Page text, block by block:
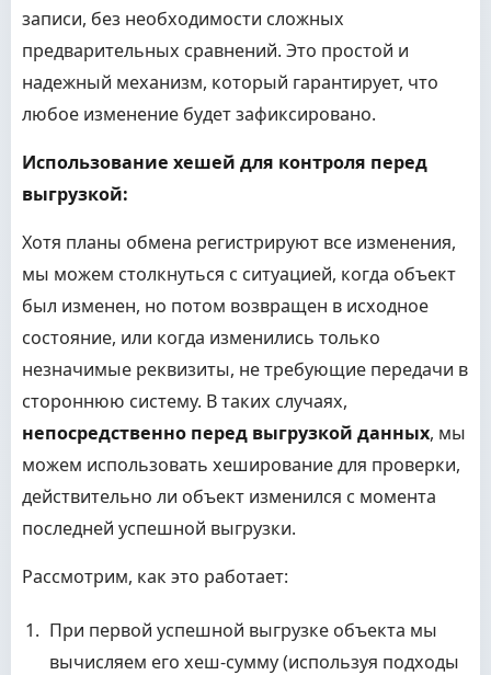
записи, без необходимости сложных
предварительных сравнений. Это простой и
надежный механизм, который гарантирует, что
любое изменение будет зафиксировано.
Использование хешей для контроля перед
выгрузкой:
Хотя планы обмена регистрируют все изменения,
мы можем столкнуться с ситуацией, когда объект
был изменен, но потом возвращен в исходное
состояние, или когда изменились только
незначимые реквизиты, не требующие передачи в
стороннюю систему. В таких случаях,
непосредственно перед выгрузкой данных, мы
можем использовать хеширование для проверки,
действительно ли объект изменился с момента
последней успешной выгрузки.
Рассмотрим, как это работает:
При первой успешной выгрузке объекта мы
вычисляем его хеш-сумму (используя подходы